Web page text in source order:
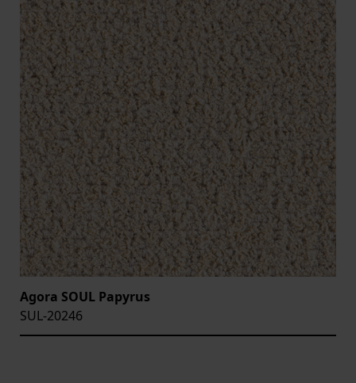
Agora SOUL Papyrus
SUL-20246